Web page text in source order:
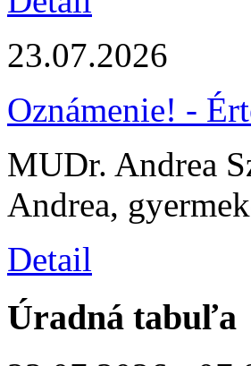
23.07.2026
Oznámenie! -
MUDr. Andrea
Andrea,
Detail
Úradná tabuľa